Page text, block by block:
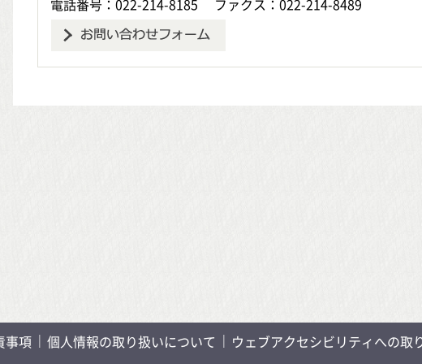
電話番号：022-214-8185 ファクス：022-214-8489
事項 個人情報の取り扱いについて
ウェブアクセシビリティへの取